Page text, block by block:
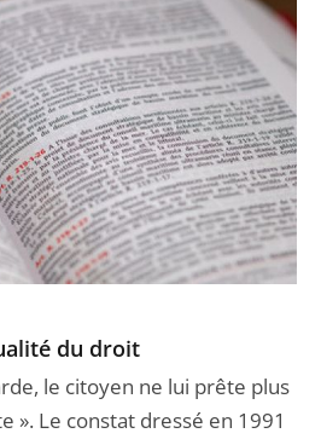
du droit
le citoyen ne lui prête plus
». Le constat dressé en 1991